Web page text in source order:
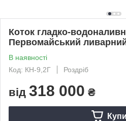
Коток гладко-
Первомайський
В наявності
Код: КН-9,2Г
Роздріб
від 318 000 ₴